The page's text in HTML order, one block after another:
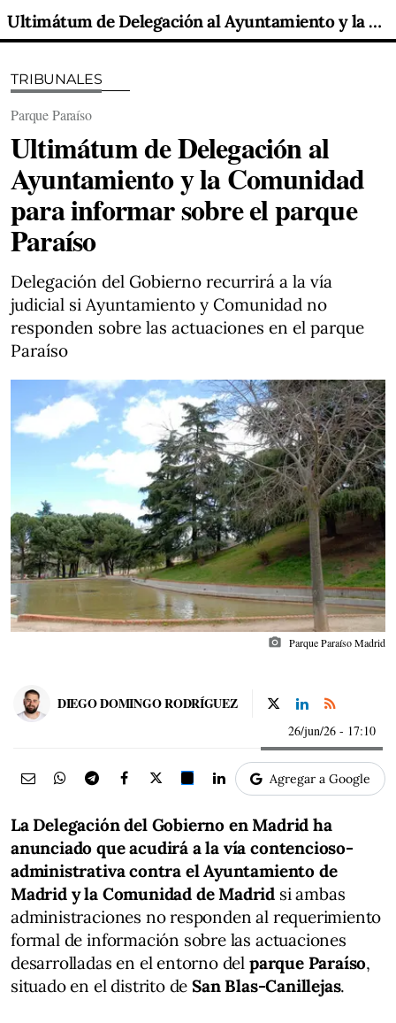
Ultimátum de Delegación al Ayuntamiento y la Comunidad para informar sobre el parque Paraíso
TRIBUNALES
Parque Paraíso
Ultimátum de Delegación al
Ayuntamiento y la Comunidad
para informar sobre el parque
Paraíso
Delegación del Gobierno recurrirá a la vía
judicial si Ayuntamiento y Comunidad no
responden sobre las actuaciones en el parque
Paraíso
photo_camera Parque Paraíso Madrid
DIEGO DOMINGO RODRÍGUEZ
26/jun/26 - 17:10
Agregar a Google
La Delegación del Gobierno en Madrid ha
anunciado que acudirá a la vía contencioso-
administrativa contra el Ayuntamiento de
Madrid y la Comunidad de Madrid si ambas
administraciones no responden al requerimiento
formal de información sobre las actuaciones
desarrolladas en el entorno del parque Paraíso,
situado en el distrito deSan Blas-Canillejas.